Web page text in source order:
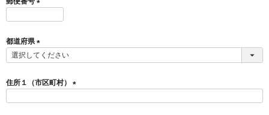
)
須
)
都道府県
(
須
)
住所１（市区町村）